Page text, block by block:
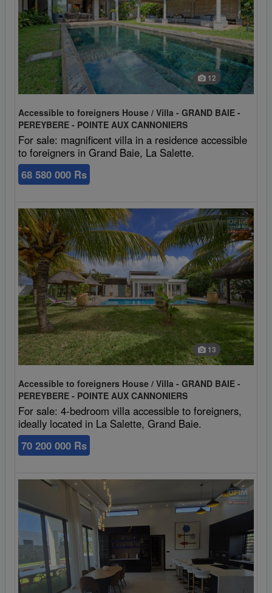
12
Accessible to foreigners House / Villa - GRAND BAIE -
PEREYBERE - POINTE AUX CANNONIERS
For sale: magnificent villa in a residence accessible
to foreigners in Grand Baie, La Salette.
68 580 000 Rs
13
Accessible to foreigners House / Villa - GRAND BAIE -
PEREYBERE - POINTE AUX CANNONIERS
For sale: 4-bedroom villa accessible to foreigners,
ideally located in La Salette, Grand Baie.
70 200 000 Rs